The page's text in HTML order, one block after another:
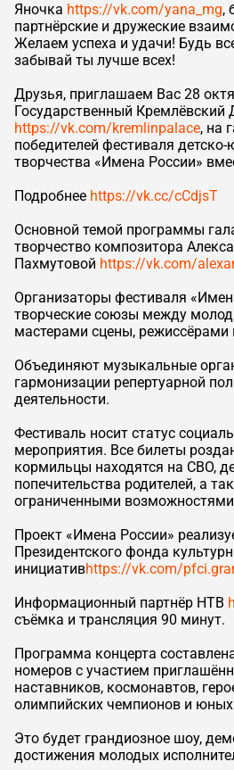
Яночка https://vk.com/yana_mg,
партнёрские и дружеские
Желаем успеха и удачи! Будь
забывай ты лучше всех!
Друзья, приглашаем Вас 28
Государственный Кремлёвский
https://vk.com/kremlinpalace, на
победителей фестиваля
творчества «Имена России»
Подробнее https://vk.cc/cCdjsT
Основной темой программы
творчество композитора
Пахмутовой https://vk.com/
Организаторы фестиваля
творческие союзы между
мастерами сцены,
Объединяют музыкальные
гармонизации репертуарной
деятельности.
Фестиваль носит статус
мероприятия. Все билеты
кормильцы находятся на СВО,
попечительства родителей, а
ограниченными
Проект «Имена России»
Президентского фонда
инициативhttps://vk.com/
Информационный партнёр НТВ
съёмка и трансляция 90 минут.
Программа концерта
номеров с участием
наставников, космонавтов,
олимпийских чемпионов и
Это будет грандиозное шоу,
достижения молодых